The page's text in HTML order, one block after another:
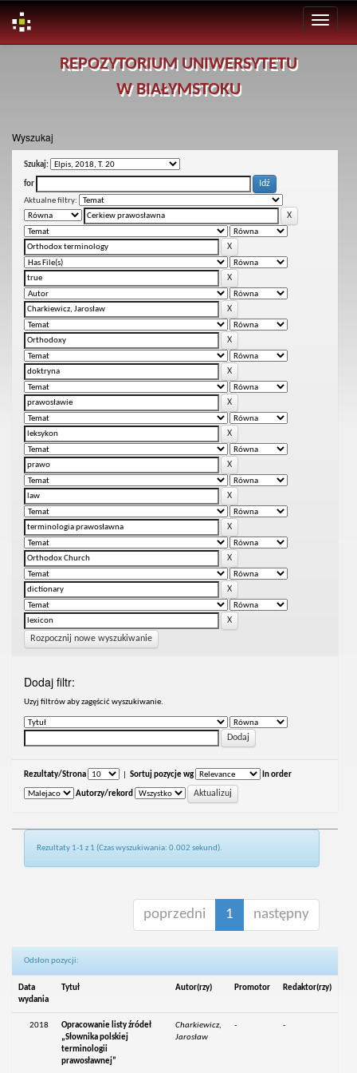
REPOZYTORIUM UNIWERSYTETU
W BIAŁYMSTOKU
Wyszukaj
Szukaj:
for
Aktualne filtry:
Rozpocznij nowe wyszukiwanie
Dodaj filtr:
Uzyj filtrów aby zagęścić wyszukiwanie.
Rezultaty/Strona Sortuj pozycje wg In order
Autorzy/rekord
Rezultaty 1-1 z 1 (Czas wyszukiwania: 0.002 sekund).
poprzedni 1 następny
Odsłon pozycji:
Data
wydania
Tytuł Autor(rzy) Promotor Redaktor(rzy)
2018
Opracowanie listy źródeł
„Słownika polskiej
terminologii
prawosławnej”
Charkiewicz,
Jarosław
- -